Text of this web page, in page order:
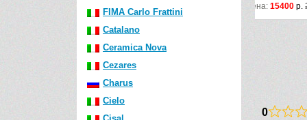
FIMA Carlo Frattini
Catalano
Ceramica Nova
Cezares
Charus
Cielo
15400 р. 21902 Цена:
0